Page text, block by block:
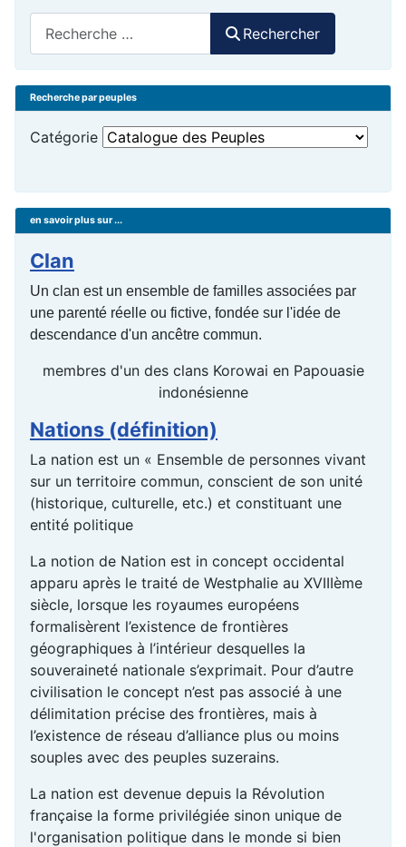
Rechercher
Recherche par peuples
Catégorie
en savoir plus sur ...
Clan
Un clan est un ensemble de familles associées par
une parenté réelle ou fictive, fondée sur l'idée de
descendance d'un ancêtre commun.
membres d'un des clans Korowai en Papouasie
indonésienne
Nations (définition)
La nation est un « Ensemble de personnes vivant
sur un territoire commun, conscient de son unité
(historique, culturelle, etc.) et constituant une
entité politique
La notion de Nation est in concept occidental
apparu après le traité de Westphalie au XVIIIème
siècle, lorsque les royaumes européens
formalisèrent l’existence de frontières
géographiques à l’intérieur desquelles la
souveraineté nationale s’exprimait. Pour d’autre
civilisation le concept n’est pas associé à une
délimitation précise des frontières, mais à
l’existence de réseau d’alliance plus ou moins
souples avec des peuples suzerains.
La nation est devenue depuis la Révolution
française la forme privilégiée sinon unique de
l'organisation politique dans le monde si bien